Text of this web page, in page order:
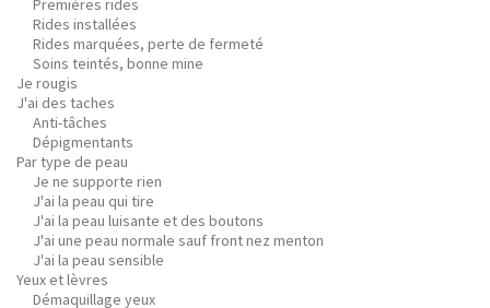
Premières rides
Rides installées
Rides marquées, perte de fermeté
Soins teintés, bonne mine
Je rougis
J'ai des taches
Anti-tâches
Dépigmentants
Par type de peau
Je ne supporte rien
J'ai la peau qui tire
J'ai la peau luisante et des boutons
J'ai une peau normale sauf front nez menton
J'ai la peau sensible
Yeux et lèvres
Démaquillage yeux